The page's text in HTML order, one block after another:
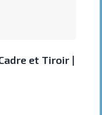
et Tiroir |